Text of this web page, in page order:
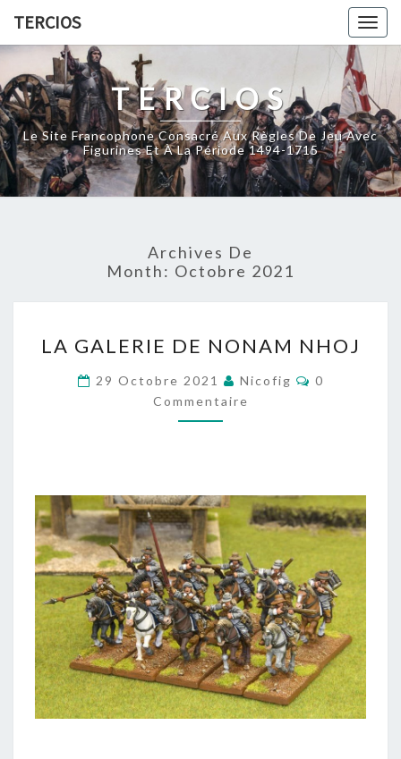
content
TERCIOS
TERCIOS
Le Site Francophone Consacré Aux Règles De Jeu Avec
Figurines Et À La Période 1494-1715
Archives De
Month: Octobre 2021
GALERIE
DE
NONAM
NHOJ
LA GALERIE DE NONAM NHOJ
29 Octobre 2021 Nicofig
0
Commentaire